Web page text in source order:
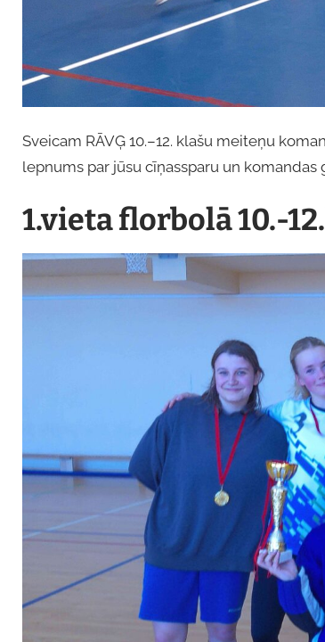
Sveicam RĀVĢ 10.–12. klašu meiteņu
lepnums par jūsu cīņassparu un komandas
1.vieta florbolā 10.-